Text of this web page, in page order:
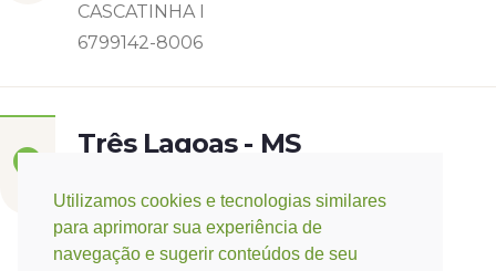
Utilizamos cookies e tecnologias similares
para aprimorar sua experiência de
navegação e sugerir conteúdos de seu
CASCATINHA I
6799142-8006
Três Lagoas - MS
Rua Eurídice Chagas Cruz, 2675
Centro
(67) 9 9249-5406